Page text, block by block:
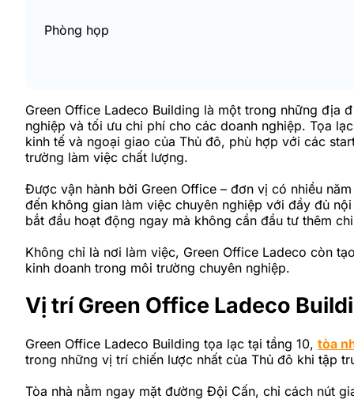
Phòng họp
Green Office Ladeco Building là một trong những địa
nghiệp và tối ưu chi phí cho các doanh nghiệp. Tọa
kinh tế và ngoại giao của Thủ đô, phù hợp với các
trường làm việc chất lượng.
Được vận hành bởi Green Office – đơn vị có nhiều
đến không gian làm việc chuyên nghiệp với đầy đủ
bắt đầu hoạt động ngay mà không cần đầu tư thêm
Không chỉ là nơi làm việc, Green Office Ladeco còn
kinh doanh trong môi trường chuyên nghiệp.
Vị trí Green Office Ladeco
Green Office Ladeco Building tọa lạc tại tầng 10, tòa
trong những vị trí chiến lược nhất của Thủ đô khi tập
Tòa nhà nằm ngay mặt đường Đội Cấn, chỉ cách nút